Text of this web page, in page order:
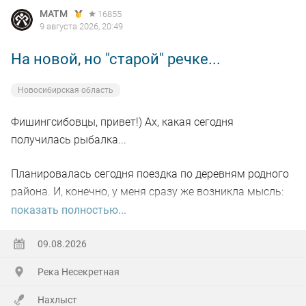
MATM
16855
9 августа 2026, 20:49
На новой, но "старой" речке...
Новосибирская область
Фишингсибовцы, привет!) Ах, какая сегодня
получилась рыбалка...
Планировалась сегодня поездка по деревням родного
района. И, конечно, у меня сразу же возникла мысль:
пробежаться по небольшой речке, где когда-то давно-
"ХА" (честно отпустил тогда). Сомневался только в
сомневался)))
показать полностью...
09.08.2026
Река Несекретная
Нахлыст